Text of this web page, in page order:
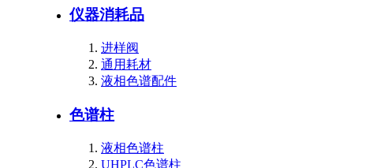
仪器消耗品
进样阀
通用耗材
液相色谱配件
色谱柱
液相色谱柱
UHPLC色谱柱